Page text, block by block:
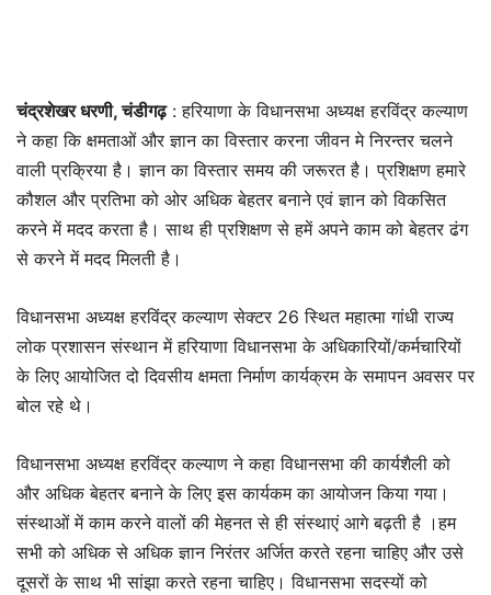
चंद्रशेखर धरणी, चंडीगढ़: हरियाणा के विधानसभा अध्यक्ष हरविंद्र कल्याण
ने कहा कि क्षमताओं और ज्ञान का विस्तार करना जीवन मे निरन्तर चलने
वाली प्रक्रिया है। ज्ञान का विस्तार समय की जरूरत है। प्रशिक्षण हमारे
कौशल और प्रतिभा को ओर अधिक बेहतर बनाने एवं ज्ञान को विकसित
करने में मदद करता है। साथ ही प्रशिक्षण से हमें अपने काम को बेहतर ढंग
से करने में मदद मिलती है।
विधानसभा अध्यक्ष हरविंद्र कल्याण सेक्टर 26 स्थित महात्मा गांधी राज्य
लोक प्रशासन संस्थान में हरियाणा विधानसभा के अधिकारियों/कर्मचारियों
के लिए आयोजित दो दिवसीय क्षमता निर्माण कार्यक्रम के समापन अवसर पर
बोल रहे थे।
विधानसभा अध्यक्ष हरविंद्र कल्याण ने कहा विधानसभा की कार्यशैली को
और अधिक बेहतर बनाने के लिए इस कार्यकम का आयोजन किया गया।
संस्थाओं में काम करने वालों की मेहनत से ही संस्थाएं आगे बढ़ती है ।हम
सभी को अधिक से अधिक ज्ञान निरंतर अर्जित करते रहना चाहिए और उसे
दूसरों के साथ भी सांझा करते रहना चाहिए। विधानसभा सदस्यों को